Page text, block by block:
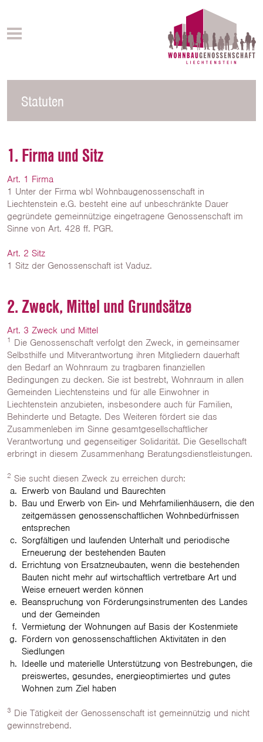
Statuten
1. Firma und Sitz
Art. 1 Firma
1 Unter der Firma wbl Wohnbaugenossenschaft in
Liechtenstein e.G. besteht eine auf unbeschränkte Dauer
gegründete gemeinnützige eingetragene Genossenschaft im
Sinne von Art. 428 ff. PGR.
Art. 2 Sitz
1 Sitz der Genossenschaft ist Vaduz.
2. Zweck, Mittel und Grundsätze
Art. 3 Zweck und Mittel
1 Die Genossenschaft verfolgt den Zweck, in gemeinsamer
Selbsthilfe und Mitverantwortung ihren Mitgliedern dauerhaft
den Bedarf an Wohnraum zu tragbaren finanziellen
Bedingungen zu decken. Sie ist bestrebt, Wohnraum in allen
Gemeinden Liechtensteins und für alle Einwohner in
Liechtenstein anzubieten, insbesondere auch für Familien,
Behinderte und Betagte. Des Weiteren fördert sie das
Zusammenleben im Sinne gesamtgesellschaftlicher
Verantwortung und gegenseitiger Solidarität. Die Gesellschaft
erbringt in diesem Zusammenhang Beratungsdienstleistungen.
2 Sie sucht diesen Zweck zu erreichen durch:
Erwerb von Bauland und Baurechten
Bau und Erwerb von Ein- und Mehrfamilienhäusern, die den
zeitgemässen genossenschaftlichen Wohnbedürfnissen
entsprechen
Sorgfältigen und laufenden Unterhalt und periodische
Erneuerung der bestehenden Bauten
Errichtung von Ersatzneubauten, wenn die bestehenden
Bauten nicht mehr auf wirtschaftlich vertretbare Art und
Weise erneuert werden können
Beanspruchung von Förderungsinstrumenten des Landes
und der Gemeinden
Vermietung der Wohnungen auf Basis der Kostenmiete
Fördern von genossenschaftlichen Aktivitäten in den
Siedlungen
Ideelle und materielle Unterstützung von Bestrebungen, die
preiswertes, gesundes, energieoptimiertes und gutes
Wohnen zum Ziel haben
3 Die Tätigkeit der Genossenschaft ist gemeinnützig und nicht
gewinnstrebend.